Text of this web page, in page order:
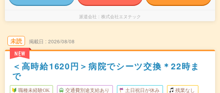
派遣会社 株式会社エヌテック
未読
NEW
掲載日 2026/08/08
＜高時給1620円＞病院でシーツ交換＊22時ま
で
職種未経験OK 交通費別途支給あり 土日祝日が休み 残業なし